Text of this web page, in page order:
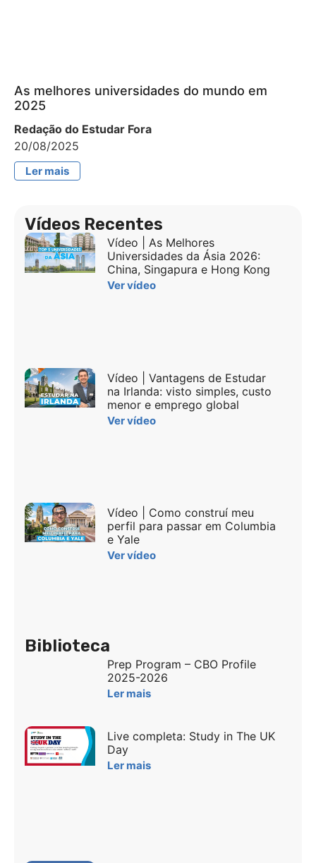
As melhores universidades do mundo em
2025
Redação do Estudar Fora
20/08/2025
Ler mais
Vídeos Recentes
Vídeo | As Melhores
Universidades da Ásia 2026:
China, Singapura e Hong Kong
Ver vídeo
Vídeo | Vantagens de Estudar
na Irlanda: visto simples, custo
menor e emprego global
Ver vídeo
Vídeo | Como construí meu
perfil para passar em Columbia
e Yale
Ver vídeo
Biblioteca
Prep Program – CBO Profile
2025-2026
Ler mais
Live completa: Study in The UK
Day
Ler mais